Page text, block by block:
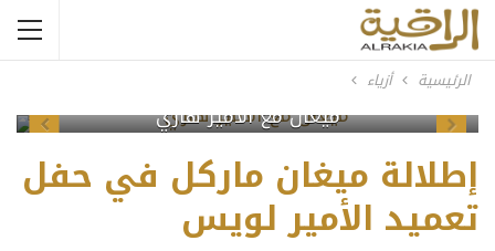
الرئيسية أزياء
ميغان مع الأمير هاري
Previous Next
إطلالة ميغان ماركل في حفل
تعميد الأمير لويس